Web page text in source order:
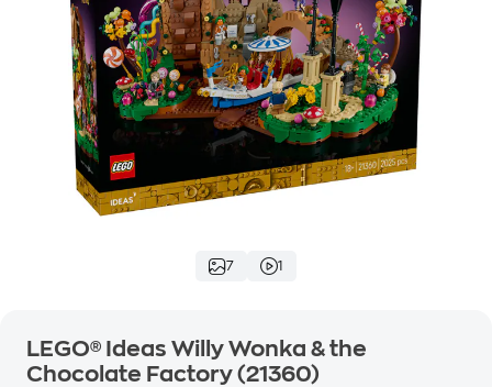
7 1
LEGO® Ideas Willy Wonka & the
Chocolate Factory (21360)